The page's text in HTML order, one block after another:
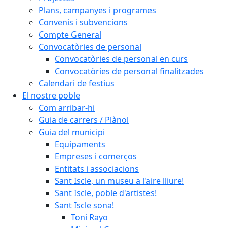
Plans, campanyes i programes
Convenis i subvencions
Compte General
Convocatòries de personal
Convocatòries de personal en curs
Convocatòries de personal finalitzades
Calendari de festius
El nostre poble
Com arribar-hi
Guia de carrers / Plànol
Guia del municipi
Equipaments
Empreses i comerços
Entitats i associacions
Sant Iscle, un museu a l'aire lliure!
Sant Iscle, poble d'artistes!
Sant Iscle sona!
Toni Rayo